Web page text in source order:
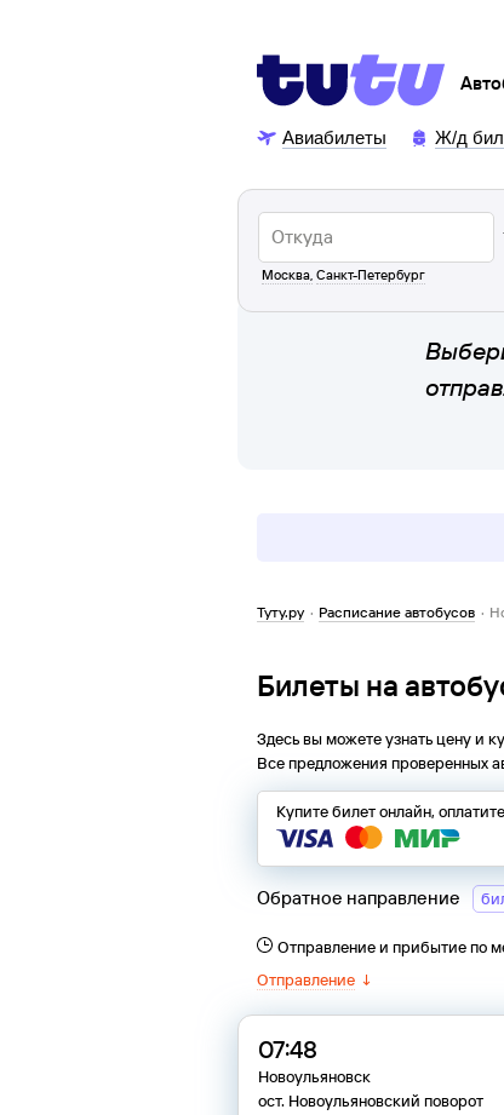
Авиабилеты Ж/д
Москва, Санкт-Петербург
Туту.ру · Расписание автобусов ·
Билеты на
Здесь вы можете узнать цену и
Все предложения проверенных
Купите билет онлайн,
Обратное направление
Отправление и прибытие по
Отправление ↓
07:48
Новоульяновск
ост. Новоульяновский поворот